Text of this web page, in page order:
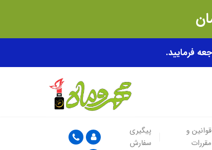
قوانین و
مقررات
پیگیری
سفارش